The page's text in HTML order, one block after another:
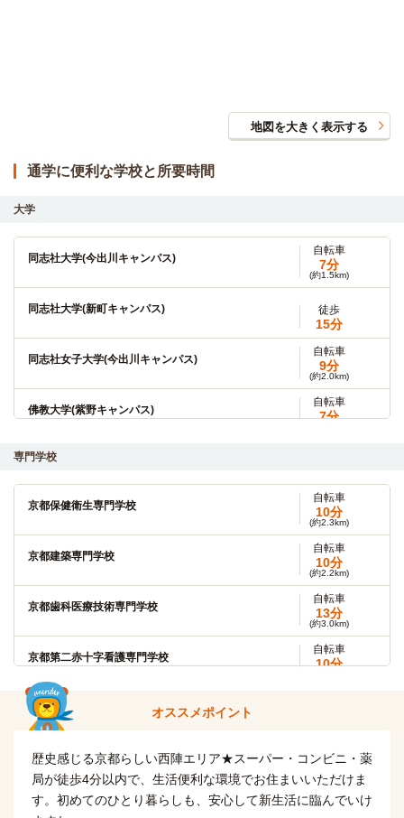
地図を大きく表示する
通学に便利な学校と所要時間
大学
同志社大学(今出川キャンパス)
自転車
7分
(約1.5km)
同志社大学(新町キャンパス) 徒歩
15分
同志社女子大学(今出川キャンパス)
自転車
9分
(約2.0km)
佛教大学(紫野キャンパス)
自転車
7分
立命館大学(衣笠キャンパス)
大谷大学(本部キャンパス)
自転車
8分
(約1.7km)
平安女学院大学(京都キャンパス)
自転車
12分
(約2.7km)
京都府立医科大学
自転車
13分
(約3.1km)
京都府立大学(下鴨キャンパス)
自転車
11分
専門学校
京都保健衛生専門学校
自転車
10分
(約2.3km)
京都建築専門学校
自転車
10分
(約2.2km)
京都歯科医療技術専門学校
自転車
13分
(約3.0km)
京都第二赤十字看護専門学校
自転車
10分
京都文化医療専門学校
京都美容専門学校
自転車
10分
(約2.3km)
京都YMCA国際福祉専門学校
自転車
オススメポイント
歴史感じる京都らしい西陣エリア★スーパー・コンビニ・薬
局が徒歩4分以内で、生活便利な環境でお住まいいただけま
す。初めてのひとり暮らしも、安心して新生活に臨んでいけ